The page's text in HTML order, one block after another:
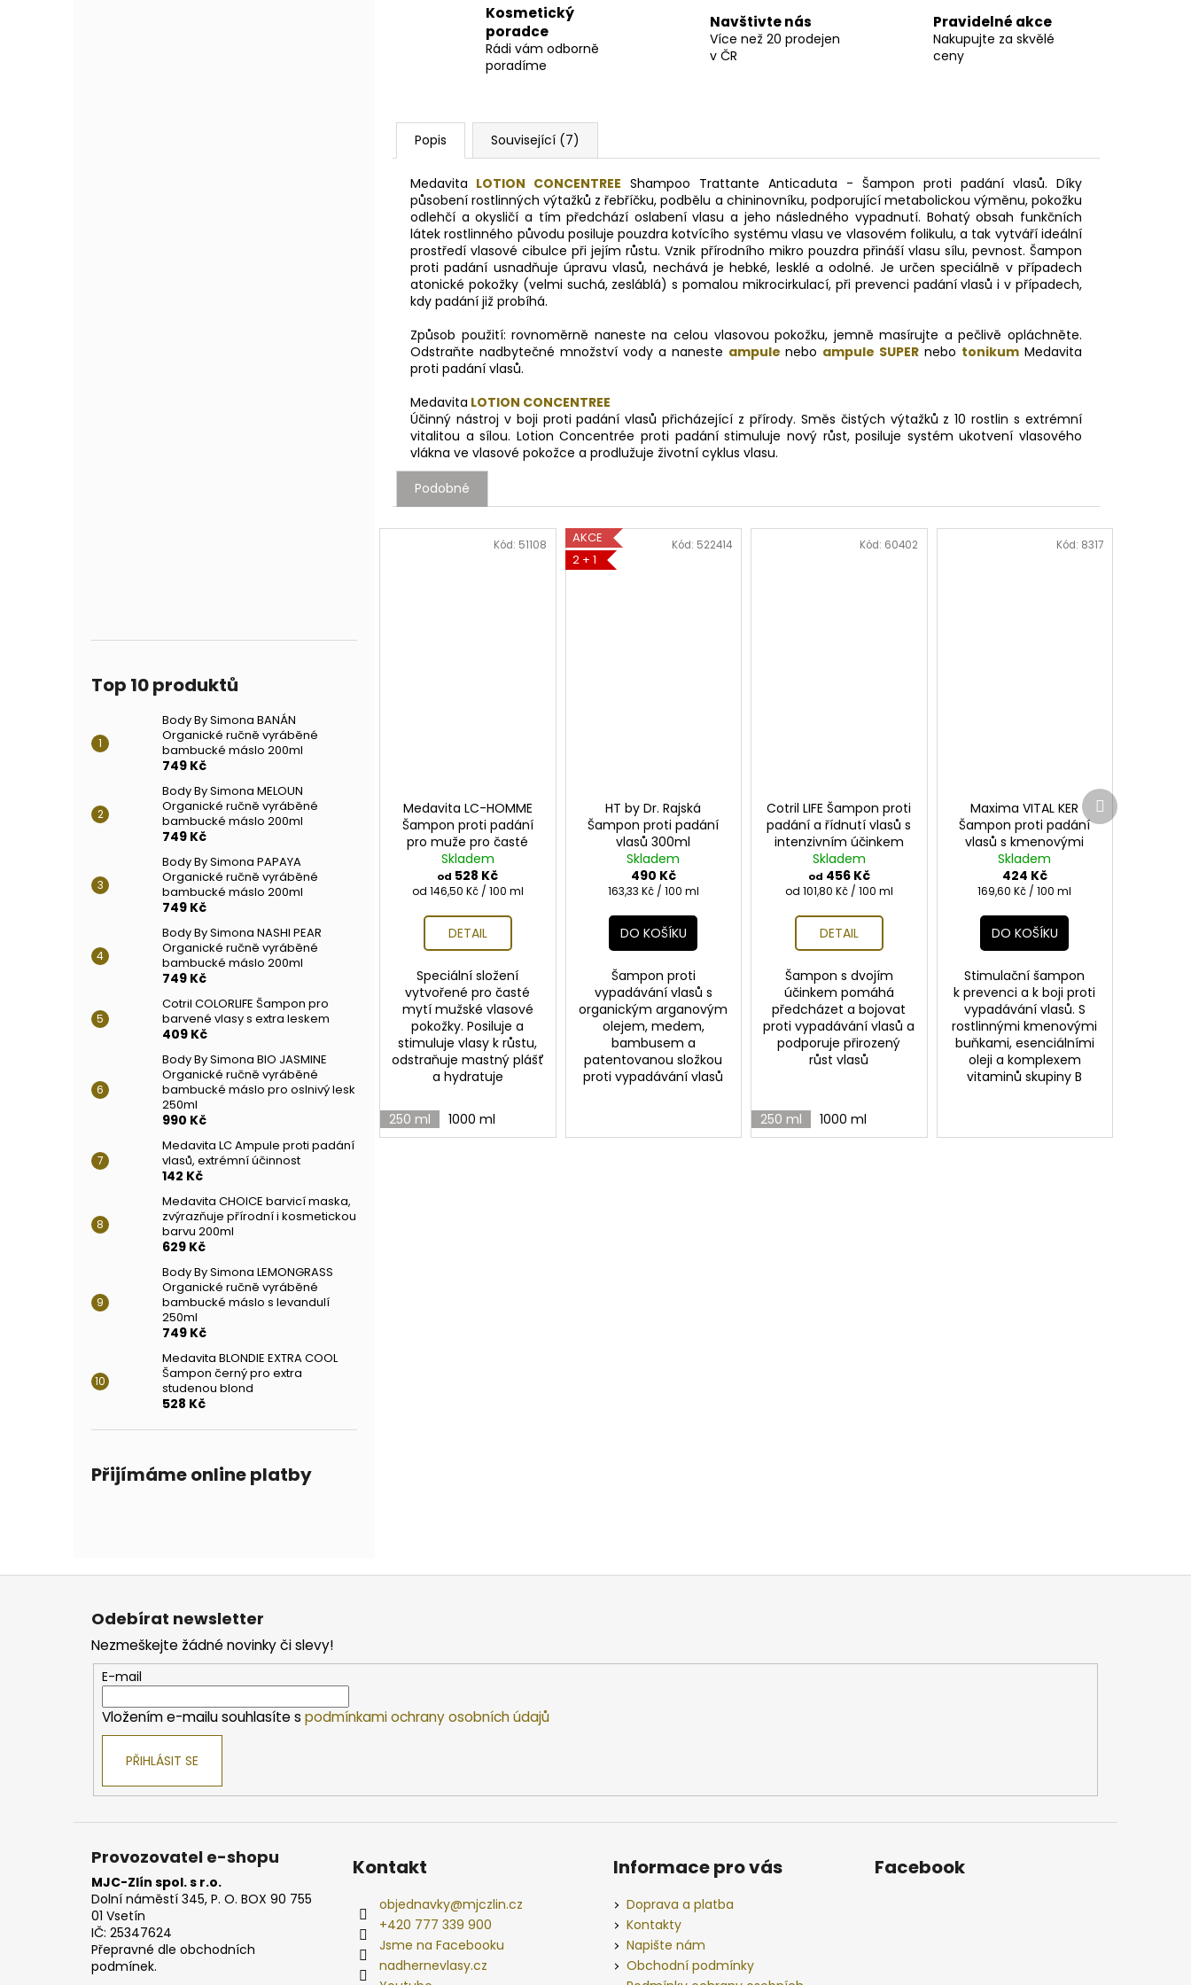
Top 10 produktů
Body By Simona BANÁN
Organické ručně vyráběné
bambucké máslo 200ml
749 Kč
Body By Simona MELOUN
Organické ručně vyráběné
bambucké máslo 200ml
749 Kč
Body By Simona PAPAYA
Organické ručně vyráběné
bambucké máslo 200ml
749 Kč
Body By Simona NASHI PEAR
Organické ručně vyráběné
bambucké máslo 200ml
749 Kč
Cotril COLORLIFE Šampon pro
barvené vlasy s extra leskem
409 Kč
Body By Simona BIO JASMINE
Organické ručně vyráběné
bambucké máslo pro oslnivý lesk
250ml
990 Kč
Medavita LC Ampule proti padání
vlasů, extrémní účinnost
142 Kč
Medavita CHOICE barvicí maska,
zvýrazňuje přírodní i kosmetickou
barvu 200ml
629 Kč
Body By Simona LEMONGRASS
Organické ručně vyráběné
bambucké máslo s levandulí
250ml
749 Kč
Medavita BLONDIE EXTRA COOL
Šampon černý pro extra
studenou blond
528 Kč
Přijímáme online platby
Kosmetický
poradce
Rádi vám odborně
poradíme
Navštivte nás
Více než 20 prodejen
v ČR
Pravidelné akce
Nakupujte za skvělé
ceny
Popis Související (7)
Medavita LOTION CONCENTREE Shampoo Trattante Anticaduta - Šampon proti padání vlasů. Díky
působení rostlinných výtažků z řebříčku, podbělu a chininovníku, podporující metabolickou výměnu, pokožku
odlehčí a okysličí a tím předchází oslabení vlasu a jeho následného vypadnutí. Bohatý obsah funkčních
látek rostlinného původu posiluje pouzdra kotvícího systému vlasu ve vlasovém folikulu, a tak vytváří ideální
prostředí vlasové cibulce při jejím růstu. Vznik přírodního mikro pouzdra přináší vlasu sílu, pevnost. Šampon
proti padání usnadňuje úpravu vlasů, nechává je hebké, lesklé a odolné. Je určen speciálně v případech
atonické pokožky (velmi suchá, zesláblá) s pomalou mikrocirkulací, při prevenci padání vlasů i v případech,
kdy padání již probíhá.
Způsob použití: rovnoměrně naneste na celou vlasovou pokožku, jemně masírujte a pečlivě opláchněte.
Odstraňte nadbytečné množství vody a naneste ampule nebo ampule SUPER nebo tonikum Medavita
proti padání vlasů.
Medavita LOTION CONCENTREE
Účinný nástroj v boji proti padání vlasů přicházející z přírody. Směs čistých výtažků z 10 rostlin s extrémní
vitalitou a sílou. Lotion Concentrée proti padání stimuluje nový růst, posiluje systém ukotvení vlasového
vlákna ve vlasové pokožce a prodlužuje životní cyklus vlasu.
Podobné
Medavita LC-HOMME
Šampon proti padání
pro muže pro časté
mytí
Skladem
od 528 Kč
Měrná
od 146,50 Kč / 100 ml
DETAIL
Speciální složení
vytvořené pro časté
mytí mužské vlasové
pokožky. Posiluje a
stimuluje vlasy k růstu,
odstraňuje mastný plášť
a hydratuje
250 ml 1000 ml
Kód: 51108
AKCE
2 + 1
HT by Dr. Rajská
Šampon proti padání
vlasů 300ml
Skladem
490 Kč
Měrná
163,33 Kč / 100 ml
DO KOŠÍKU
Šampon proti
vypadávání vlasů s
organickým arganovým
olejem, medem,
bambusem a
patentovanou složkou
proti vypadávání vlasů
Kód: 522414
Cotril LIFE Šampon proti
padání a řídnutí vlasů s
intenzivním účinkem
Skladem
od 456 Kč
Měrná
od 101,80 Kč / 100 ml
DETAIL
Šampon s dvojím
účinkem pomáhá
předcházet a bojovat
proti vypadávání vlasů a
podporuje přirozený
růst vlasů
250 ml 1000 ml
Kód: 60402
Maxima VITAL KER
Šampon proti padání
vlasů s kmenovými
buňkami 250ml
Skladem
424 Kč
Měrná
169,60 Kč / 100 ml
DO KOŠÍKU
Stimulační šampon
k prevenci a k boji proti
vypadávání vlasů. S
rostlinnými kmenovými
buňkami, esenciálními
oleji a komplexem
vitaminů skupiny B
Kód: 8317
Další
produkt
Z
Odebírat newsletter
Nezmeškejte žádné novinky či slevy!
E-mail
Vložením e-mailu souhlasíte s podmínkami ochrany osobních údajů
PŘIHLÁSIT SE
Provozovatel e-shopu
MJC-Zlín spol. s r.o.
Dolní náměstí 345, P. O. BOX 90 755
01 Vsetín
IČ: 25347624
Přepravné dle obchodních
podmínek.
Kontakt
objednavky@mjczlin.cz
+420 777 339 900
Jsme na Facebooku
nadhernevlasy.cz
Informace pro vás
Doprava a platba
Kontakty
Napište nám
Obchodní podmínky
Facebook